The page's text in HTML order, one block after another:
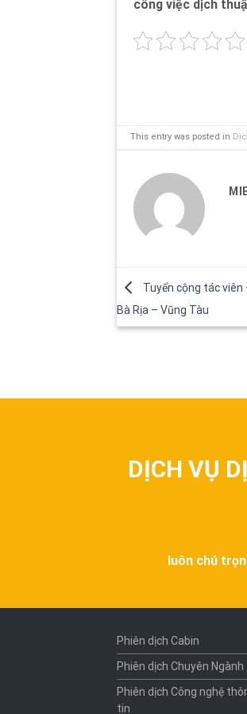
công việc dịch
This entry was posted in
Tuyển cộng tác
Bà Rịa – Vũng Tàu
DỊCH VỤ
luôn chú
Phiên dịch Cabin
Phiên dịch Chuyên Ngành
Phiên dịch Công nghệ
tin